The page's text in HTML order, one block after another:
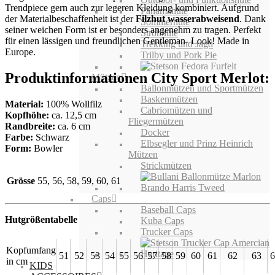
Panamahüte
Sommerhüte
Strohhüte
Trekking und Jagd
Trilby und Pork Pie
Mützen
Ballonmützen und Sportmützen
Baskenmützen
Cabriomützen und
Fliegermützen
Docker
Elbsegler und Prinz Heinrich
Mützen
Strickmützen
Caps
Baseball Caps
Kuba Caps
Trucker Caps
KIDS
Trendpiece gern auch zur legeren Kleidung kombiniert. Aufgrund
der Materialbeschaffenheit ist derFilzhut wasserabweisend. Dank
seiner weichen Form ist er besonders angenehm zu tragen. Perfekt
für einen lässigen und freundlichen Gentleman- Look! Made in
Europe.
Produktinformationen City Sport Merlot:
Material: 100% Wollfilz
Kopfhöhe: ca. 12,5 cm
Randbreite: ca. 6 cm
Farbe: Schwarz
Form: Bowler
Grösse 55, 56, 58, 59, 60, 61
Hutgrößentabelle
Kopfumfang
in cm
51 52 53 54 55 56 57 58 59 60 61 62 63